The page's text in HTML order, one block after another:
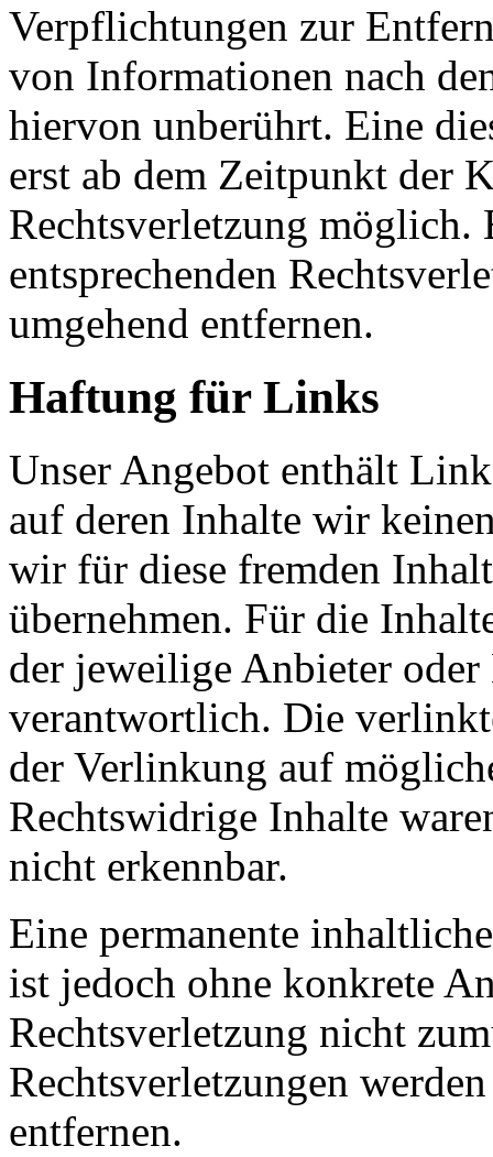
Verpflichtungen zur
von Informationen nach
hiervon unberührt. Eine
erst ab dem Zeitpunkt der
Rechtsverletzung möglich.
entsprechenden
umgehend entfernen.
Haftung für Links
Unser Angebot enthält
auf deren Inhalte wir
wir für diese fremden
übernehmen. Für die
der jeweilige Anbieter oder
verantwortlich. Die
der Verlinkung auf
Rechtswidrige Inhalte
nicht erkennbar.
Eine permanente
ist jedoch ohne konkrete
Rechtsverletzung nicht
Rechtsverletzungen
entfernen.